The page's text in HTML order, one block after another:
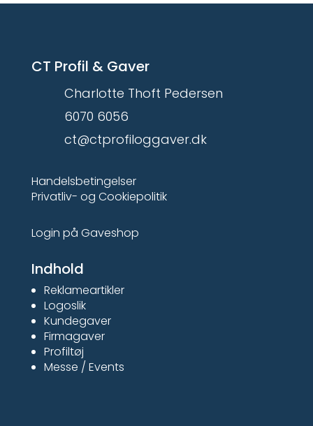
CT Profil & Gaver
Charlotte Thoft Pedersen
6070 6056
ct@ctprofiloggaver.dk
Handelsbetingelser
Privatliv- og Cookiepolitik
Login på Gaveshop
Indhold
Reklameartikler
Logoslik
Kundegaver
Firmagaver
Profiltøj
Messe / Events